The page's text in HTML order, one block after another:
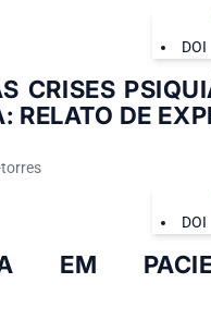
DOI
CRISES
RELATO DE
DOI
EM